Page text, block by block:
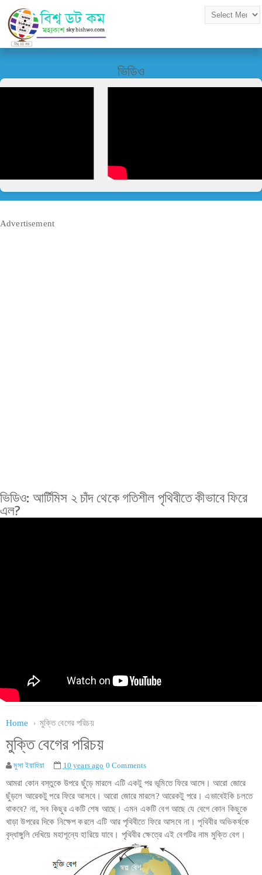
ভিডিও
Advertisement
ভিডিও: আর্টিমিস ২ চাঁদ থেকে গতিশীল পৃথিবীতে কীভাবে ফিরে
এল?
Home মুক্তি বেগের পরিচয়
মুক্তি বেগের পরিচয়
মুসা ইয়াহিয়া 10 years ago 0 Comments
আমরা কোন বস্তুকে উপরে ছুঁড়ে মারলে এটি একটু পর ভূমিতে ফিরে আসে। আরো জোরে
ছুঁড়লে আরেকটু পরে ফিরে আসবে। আরো জোরে মারলে? আরেকটু পরে। এভাবেইকি চলতে
থাকবে? না, সব কিছুর একটি শেষ আছে। এমন একটি বেগ আছে যে বেগে কোন কিছুকে
খাড়া উপরের দিকে নিক্ষেপ করলে এটি আর পৃথিবীতে ফিরে আসবে না। পৃথিবীর অভিকর্ষকে
বৃদ্ধাঙ্গুলি দেখিয়ে মহাশূন্যে হারিয়ে যাবে। পৃথিবীর ক্ষেত্রে এই বেগটির নাম মুক্তি বেগ।